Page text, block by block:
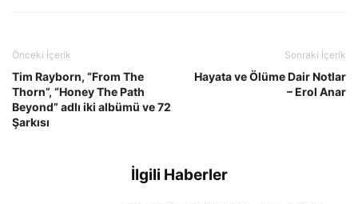
Önceki İçerik
Tim Rayborn, “From The
Thorn”, “Honey The Path
Beyond” adlı iki albümü ve 72
Şarkısı
Sonraki İçerik
Hayata ve Ölüme Dair Notlar
– Erol Anar
İlgili Haberler